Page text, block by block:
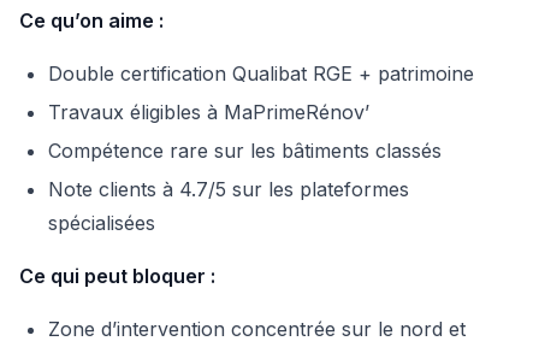
Ce qu’on aime :
Double certification Qualibat RGE + patrimoine
Travaux éligibles à MaPrimeRénov’
Compétence rare sur les bâtiments classés
Note clients à 4.7/5 sur les plateformes
spécialisées
Ce qui peut bloquer :
Zone d’intervention concentrée sur le nord et